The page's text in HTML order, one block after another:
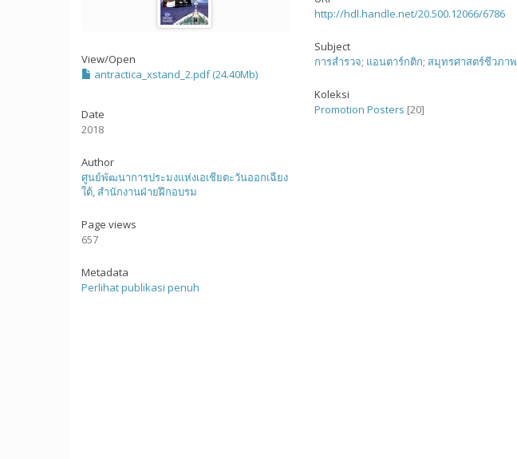
View/Open
antractica_xstand_2.pdf (24.40Mb)
Date
2018
Author
ศูนย์พัฒนาการประมงแห่งเอเชียตะวันออกเฉียง
ใต้, สำนักงานฝ่ายฝึกอบรม
Page views
657
Metadata
Perlihat publikasi penuh
http://hdl.handle.net/20.500.12066/6786
Subject
การสำรวจ; แอนตาร์กติก; สมุทรศาสตร์ชีวภาพ
Koleksi
Promotion Posters [20]